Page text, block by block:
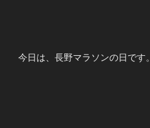
今日は、長野マラソンの日です。